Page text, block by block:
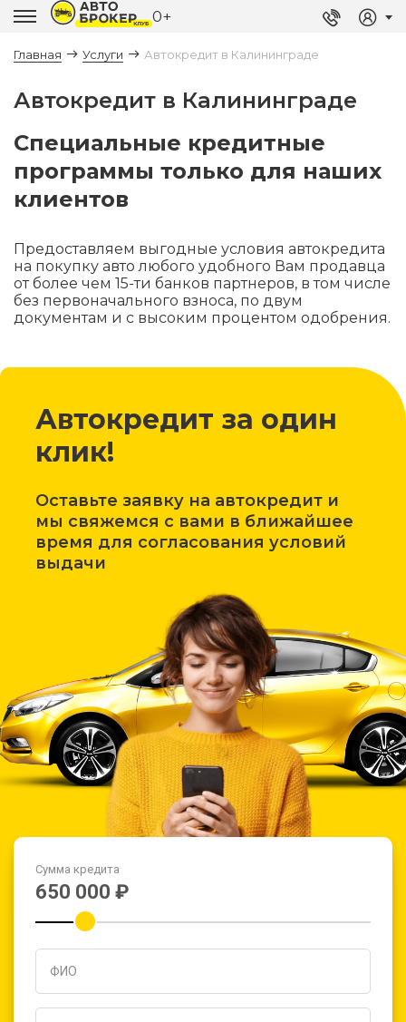
0+
Главная Услуги Автокредит в Калининграде
Автокредит в Калининграде
Специальные кредитные
программы только для наших
клиентов
Предоставляем выгодные условия автокредита
на покупку авто любого удобного Вам продавца
от более чем 15-ти банков партнеров, в том числе
без первоначального взноса, по двум
документам и с высоким процентом одобрения.
Автокредит за один
клик!
Оставьте заявку на автокредит и
мы свяжемся с вами в ближайшее
время для согласования условий
выдачи
Сумма кредита
ФИО